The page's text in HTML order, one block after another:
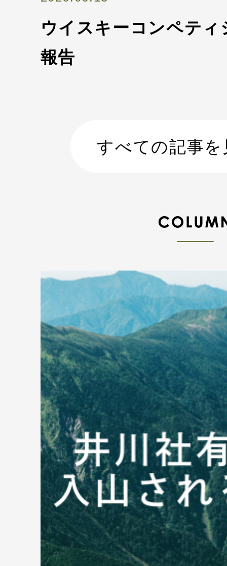
ウイスキーコンペテ
報告
すべての記事を